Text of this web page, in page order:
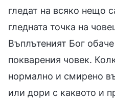
гледат на всяко нещо
гледната точка на
Въплътеният Бог
покварения човек.
нормално и смирено
или дори с каквото и